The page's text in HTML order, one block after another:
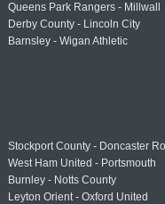
Queens Park Rangers - Millwall
Derby County - Lincoln City
Barnsley - Wigan Athletic
Stockport County - Doncaster
West Ham United - Portsmouth
Burnley - Notts County
Leyton Orient - Oxford United